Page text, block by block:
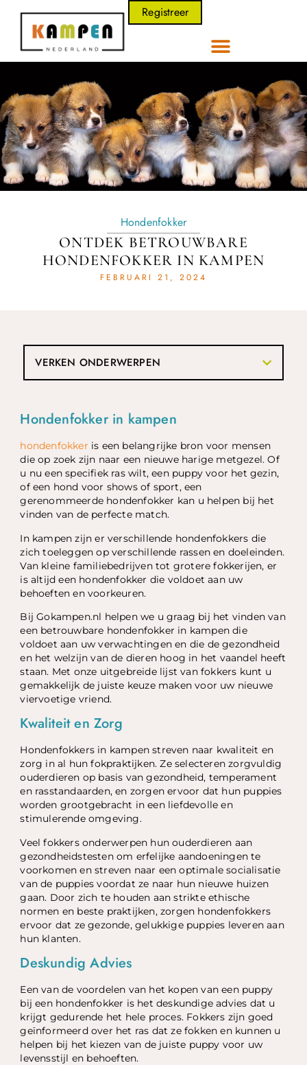
Registreer
Hondenfokker
ONTDEK BETROUWBARE
HONDENFOKKER IN KAMPEN
FEBRUARI 21, 2024
Hondenfokker in kampen
hondenfokker is een belangrijke bron voor mensen
die op zoek zijn naar een nieuwe harige metgezel. Of
u nu een specifiek ras wilt, een puppy voor het gezin,
of een hond voor shows of sport, een
gerenommeerde hondenfokker kan u helpen bij het
vinden van de perfecte match.
In kampen zijn er verschillende hondenfokkers die
zich toeleggen op verschillende rassen en doeleinden.
Van kleine familiebedrijven tot grotere fokkerijen, er
is altijd een hondenfokker die voldoet aan uw
behoeften en voorkeuren.
Bij Gokampen.nl helpen we u graag bij het vinden van
een betrouwbare hondenfokker in kampen die
voldoet aan uw verwachtingen en die de gezondheid
en het welzijn van de dieren hoog in het vaandel heeft
staan. Met onze uitgebreide lijst van fokkers kunt u
gemakkelijk de juiste keuze maken voor uw nieuwe
viervoetige vriend.
Kwaliteit en Zorg
Hondenfokkers in kampen streven naar kwaliteit en
zorg in al hun fokpraktijken. Ze selecteren zorgvuldig
ouderdieren op basis van gezondheid, temperament
en rasstandaarden, en zorgen ervoor dat hun puppies
worden grootgebracht in een liefdevolle en
stimulerende omgeving.
Veel fokkers onderwerpen hun ouderdieren aan
gezondheidstesten om erfelijke aandoeningen te
voorkomen en streven naar een optimale socialisatie
van de puppies voordat ze naar hun nieuwe huizen
gaan. Door zich te houden aan strikte ethische
normen en beste praktijken, zorgen hondenfokkers
ervoor dat ze gezonde, gelukkige puppies leveren aan
hun klanten.
Deskundig Advies
Een van de voordelen van het kopen van een puppy
bij een hondenfokker is het deskundige advies dat u
krijgt gedurende het hele proces. Fokkers zijn goed
geïnformeerd over het ras dat ze fokken en kunnen u
helpen bij het kiezen van de juiste puppy voor uw
levensstijl en behoeften.
VERKEN ONDERWERPEN